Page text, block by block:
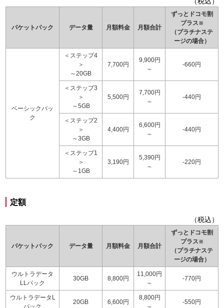
パケットパック データ量 月額料金 月額合計
ずっとドコモ割
プラス※
（プラチナステ
ージの場合）
ベーシックパッ
ク
＜ステップ4
＞
～20GB
7,700円
9,900円
～
-660円
＜ステップ3
＞
～5GB
5,500円
7,700円
～
-440円
＜ステップ2
＞
～3GB
4,400円
6,600円
～
-440円
＜ステップ1
＞
～1GB
3,190円
5,390円
～
-220円
定額
（税込）
パケットパック データ量 月額料金 月額合計
ずっとドコモ割
プラス※
（プラチナステ
ージの場合）
ウルトラデータ
LLパック
30GB 8,800円
11,000円
～
-770円
ウルトラデータL
パック
20GB 6,600円
8,800円
～
-550円